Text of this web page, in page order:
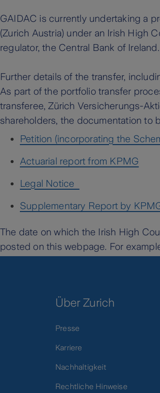
GAIDAC is currently undertaking a
(Zurich Austria) under an Irish High
regulator, the Central Bank of Ireland.
Further details of the transfer,
As part of the portfolio transfer
transferee, Zürich Versicherungs-
shareholders, the documentation to
Petition (incorporating the
Actuarial report from KPMG
Legal Notice
Supplementary Report by
The date on which the Irish High
posted on this webpage. For
Über Zurich
Presse
Karriere
Nachhaltigkeit
Rechtliche Hinweise